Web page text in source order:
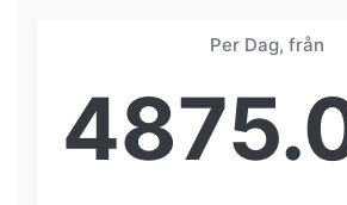
Per Dag, från